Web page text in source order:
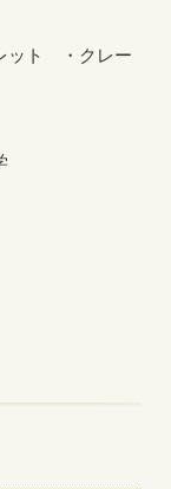
ト ・クレー